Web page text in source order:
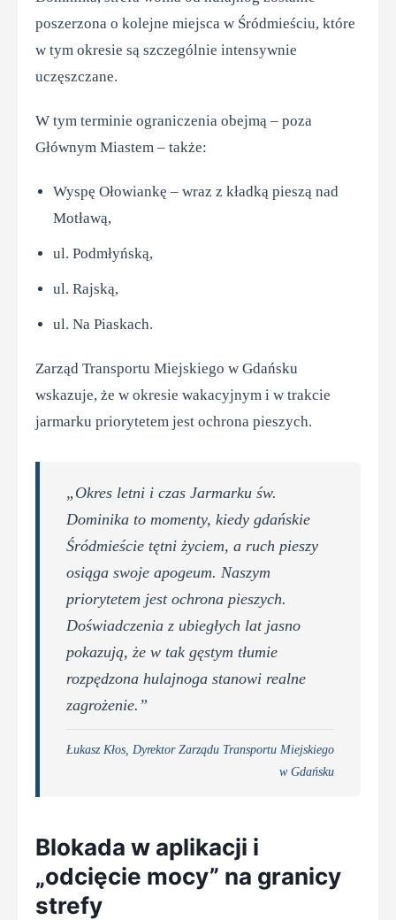
poszerzona o kolejne miejsca w Śródmieściu, które
w tym okresie są szczególnie intensywnie
uczęszczane.
W tym terminie ograniczenia obejmą – poza
Głównym Miastem – także:
Wyspę Ołowiankę – wraz z kładką pieszą nad
Motławą,
ul. Podmłyńską,
ul. Rajską,
ul. Na Piaskach.
Zarząd Transportu Miejskiego w Gdańsku
wskazuje, że w okresie wakacyjnym i w trakcie
jarmarku priorytetem jest ochrona pieszych.
„Okres letni i czas Jarmarku św.
Dominika to momenty, kiedy gdańskie
Śródmieście tętni życiem, a ruch pieszy
osiąga swoje apogeum. Naszym
priorytetem jest ochrona pieszych.
Doświadczenia z ubiegłych lat jasno
pokazują, że w tak gęstym tłumie
rozpędzona hulajnoga stanowi realne
zagrożenie.”
Łukasz Kłos, Dyrektor Zarządu Transportu Miejskiego
w Gdańsku
Blokada w aplikacji i
„odcięcie mocy” na granicy
strefy